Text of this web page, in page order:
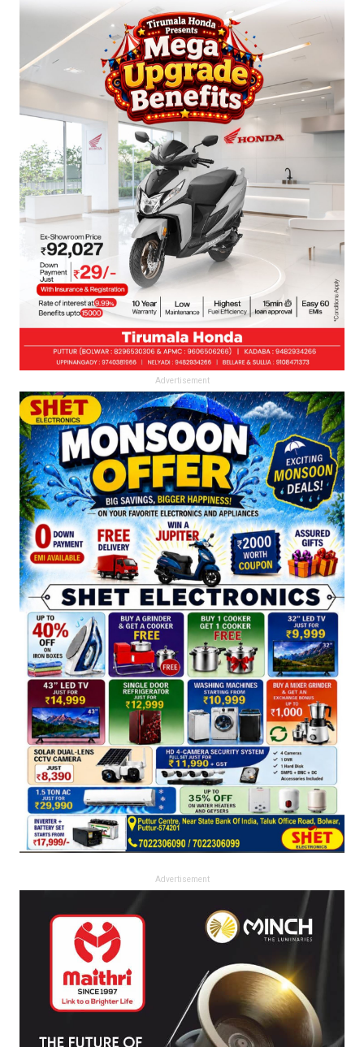
Advertisement
Advertisement